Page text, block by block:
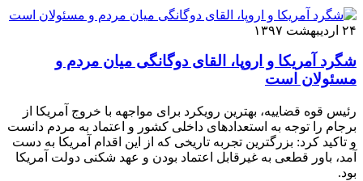
۲۴ اردیبهشت ۱۳۹۷
شگرد آمریکا و اروپا، القای دوگانگی میان مردم و
مسئولان است
رئیس قوه قضاییه، بهترین رویکرد برای مواجهه با خروج آمریکا از
برجام را توجه به استعدادهای داخلی کشور و اعتماد به مردم دانست
و تاکید کرد: بزرگترین تجربه تاریخی که از این اقدام آمریکا به دست
آمد، باور قطعی به غیرقابل اعتماد بودن و عهد شکنی دولت آمریکا
بود.